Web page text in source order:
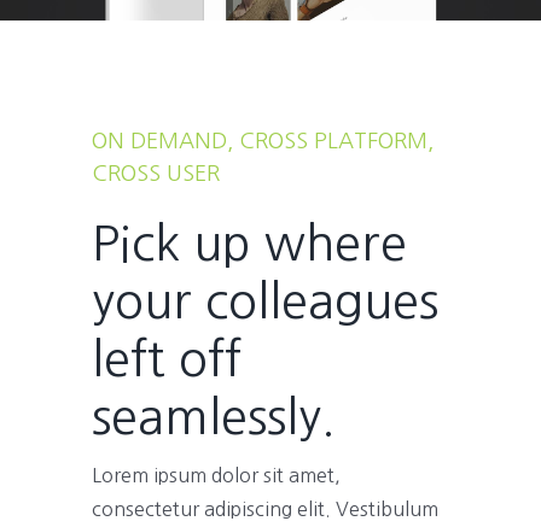
ON DEMAND, CROSS PLATFORM,
CROSS USER
Pick up where
your colleagues
left off
seamlessly.
Lorem ipsum dolor sit amet,
consectetur adipiscing elit. Vestibulum